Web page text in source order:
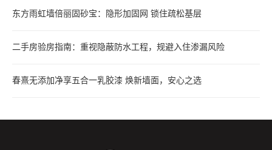
东方雨虹墙倍丽固砂宝：隐形加固网 锁住疏松基层
二手房验房指南：重视隐蔽防水工程，规避入住渗漏风险
春熹无添加净享五合一乳胶漆 焕新墙面，安心之选